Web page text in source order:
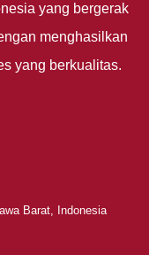
yang bergerak
menghasilkan
yang berkualitas.
Barat, Indonesia